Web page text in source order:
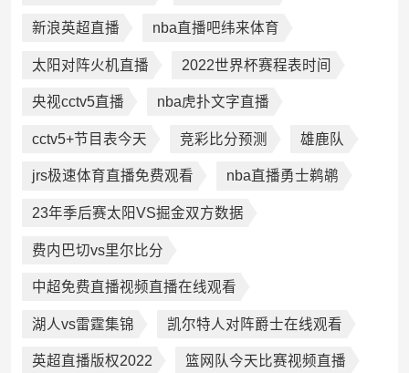
新浪英超直播 nba直播吧纬来体育
太阳对阵火机直播 2022世界杯赛程表时间
央视cctv5直播 nba虎扑文字直播
cctv5+节目表今天 竞彩比分预测 雄鹿队
jrs极速体育直播免费观看 nba直播勇士鹈鹕
23年季后赛太阳VS掘金双方数据
费内巴切vs里尔比分
中超免费直播视频直播在线观看
湖人vs雷霆集锦 凯尔特人对阵爵士在线观看
英超直播版权2022 篮网队今天比赛视频直播